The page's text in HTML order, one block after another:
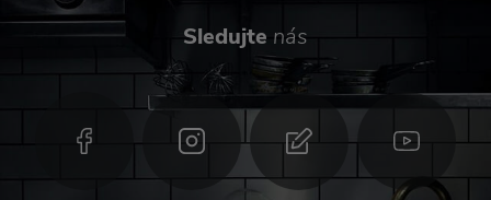
Sledujte nás